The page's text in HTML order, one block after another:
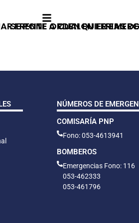
FRENTE A CUALQUIER
SE PONE ORDEN EN FERIAS
NÚMEROS DE
COMISARÍA PNP
Fono: 053-4613941
BOMBEROS
Emergencias Fono: 116
053-462333
053-461796